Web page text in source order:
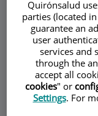
Descripció
Quirónsalud
parties (located
guarantee an
user
services and
through the
accept all
cookies" or
Settings. For